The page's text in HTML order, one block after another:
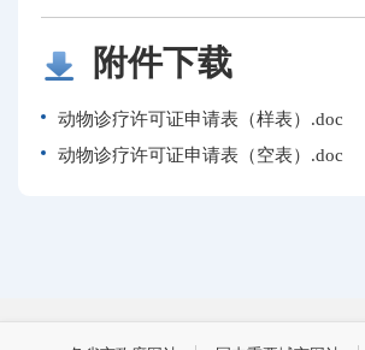
附件下载
动物诊疗许可证申请表（样表）.doc
动物诊疗许可证申请表（空表）.doc